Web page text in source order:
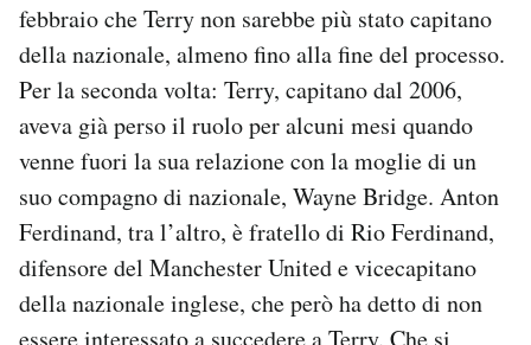
febbraio che Terry non sarebbe più stato capitano
della nazionale, almeno fino alla fine del processo.
Per la seconda volta: Terry, capitano dal 2006,
aveva già perso il ruolo per alcuni mesi quando
venne fuori la sua relazione con la moglie di un
suo compagno di nazionale, Wayne Bridge. Anton
Ferdinand, tra l’altro, è fratello di Rio Ferdinand,
difensore del Manchester United e vicecapitano
della nazionale inglese, che però ha detto di non
essere interessato a succedere a Terry. Che si